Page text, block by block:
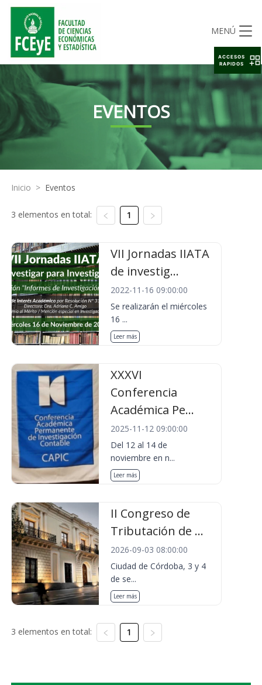
MENÚ
EVENTOS
Inicio > Eventos
3 elementos en total: 1
VII Jornadas IIATA
de investig...
2022-11-16 09:00:00
Se realizarán el miércoles
16 ...
Leer más
XXXVI
Conferencia
Académica Pe...
2025-11-12 09:00:00
Del 12 al 14 de
noviembre en n...
Leer más
II Congreso de
Tributación de ...
2026-09-03 08:00:00
Ciudad de Córdoba, 3 y 4
de se...
Leer más
3 elementos en total: 1
ACCESOS
RAPIDOS